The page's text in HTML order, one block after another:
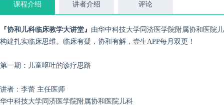
课程介绍 讲者介绍 评论
『协和儿科临床教学大讲堂』 由华中科技大学同济医学院附属协和医院
构建扎实临床思维。临床有疑，协和有解，壹生APP每月双更！
第一期：儿童呕吐的诊疗思路
讲者：李蕾 主任医师
华中科技大学同济医学院附属协和医院儿科